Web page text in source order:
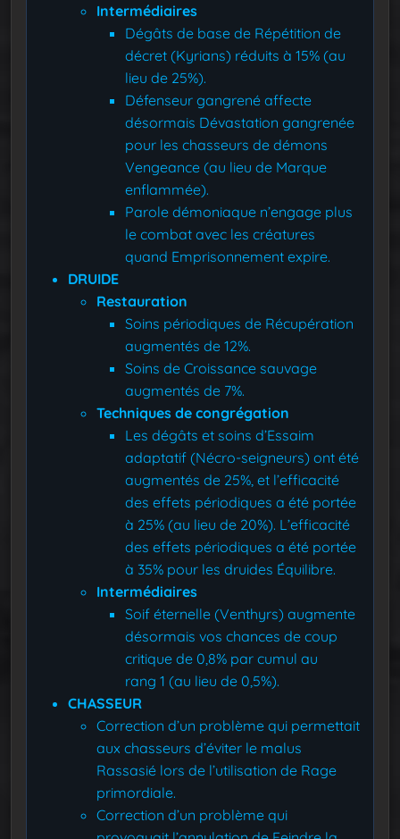
Intermédiaires
Dégâts de base de Répétition de
décret (Kyrians) réduits à 15% (au
lieu de 25%).
Défenseur gangrené affecte
désormais Dévastation gangrenée
pour les chasseurs de démons
Vengeance (au lieu de Marque
enflammée).
Parole démoniaque n’engage plus
le combat avec les créatures
quand Emprisonnement expire.
DRUIDE
Restauration
Soins périodiques de Récupération
augmentés de 12%.
Soins de Croissance sauvage
augmentés de 7%.
Techniques de congrégation
Les dégâts et soins d’Essaim
adaptatif (Nécro-seigneurs) ont été
augmentés de 25%, et l’efficacité
des effets périodiques a été portée
à 25% (au lieu de 20%). L’efficacité
des effets périodiques a été portée
à 35% pour les druides Équilibre.
Intermédiaires
Soif éternelle (Venthyrs) augmente
désormais vos chances de coup
critique de 0,8% par cumul au
rang 1 (au lieu de 0,5%).
CHASSEUR
Correction d’un problème qui permettait
aux chasseurs d’éviter le malus
Rassasié lors de l’utilisation de Rage
primordiale.
Correction d’un problème qui